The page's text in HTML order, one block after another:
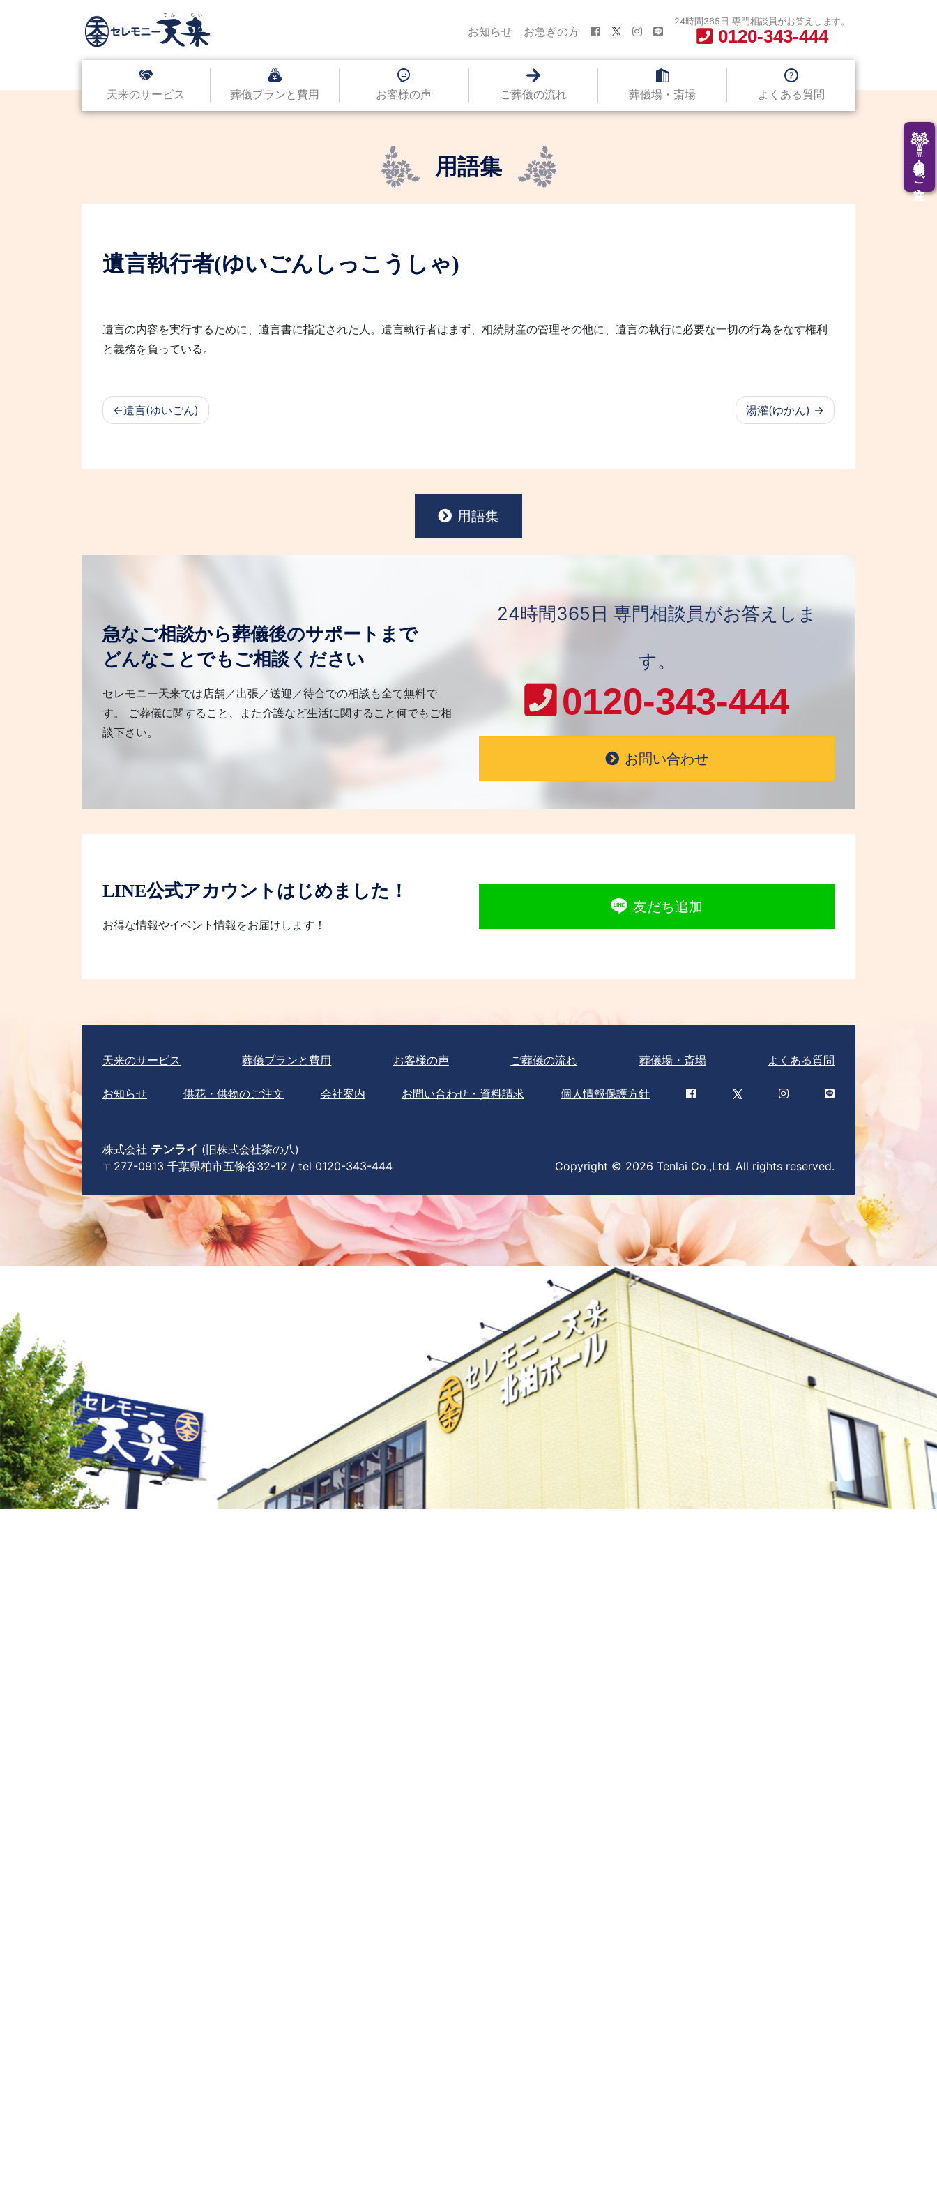
供花・供物のご注文
天来のサービス 葬儀プランと費用 お客様の声 ご葬儀の流れ 葬儀場・斎場 よくある質問
お知らせ お急ぎの方
24時間365日 専門相談員がお答えします。
0120-343-444
用語集
遺言執行者(ゆいごんしっこうしゃ)
遺言の内容を実行するために、遺言書に指定された人。遺言執行者はまず、相続財産の管理その他に、遺言の執行に必要な一切の行為をなす権利
と義務を負っている。
遺言(ゆいごん) 湯灌(ゆかん)
用語集
急なご相談から葬儀後のサポートまで
どんなことでもご相談ください
セレモニー天来では店舗／出張／送迎／待合での相談も全て無料で
す。 ご葬儀に関すること、また介護など生活に関すること何でもご相
談下さい。
24時間365日 専門相談員がお答えしま
す。
0120-343-444
お問い合わせ
LINE公式アカウントはじめました！
お得な情報やイベント情報をお届けします！
友だち追加
天来のサービス 葬儀プランと費用 お客様の声 ご葬儀の流れ 葬儀場・斎場 よくある質問
お知らせ 供花・供物のご注文 会社案内 お問い合わせ・資料請求 個人情報保護方針
株式会社 テンライ (旧株式会社茶の八)
〒277-0913 千葉県柏市五條谷32-12 / tel 0120-343-444
Copyright © 2026 Tenlai Co.,Ltd. All rights reserved.